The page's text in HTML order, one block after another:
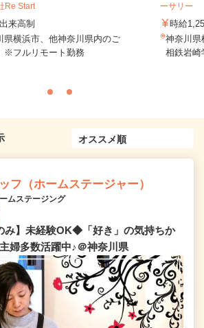
Re Start
来高制
県横浜市、他神奈川県内のご
フルリモート勤務
ーサリー
時給
神奈川
相鉄岩崎
フ（ホームステージャー）
ムステージング
み】未経験OK◆「好き」の気持ちか
婦多数活躍中♪＠神奈川県